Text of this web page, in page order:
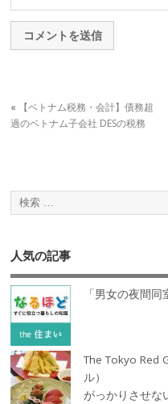
«
【ベトナム税務・会計】債務超
過のベトナム子会社 DESの税務
人気の記事
「男女の夜間
The Tokyo Red
ル）
がっかりさせな